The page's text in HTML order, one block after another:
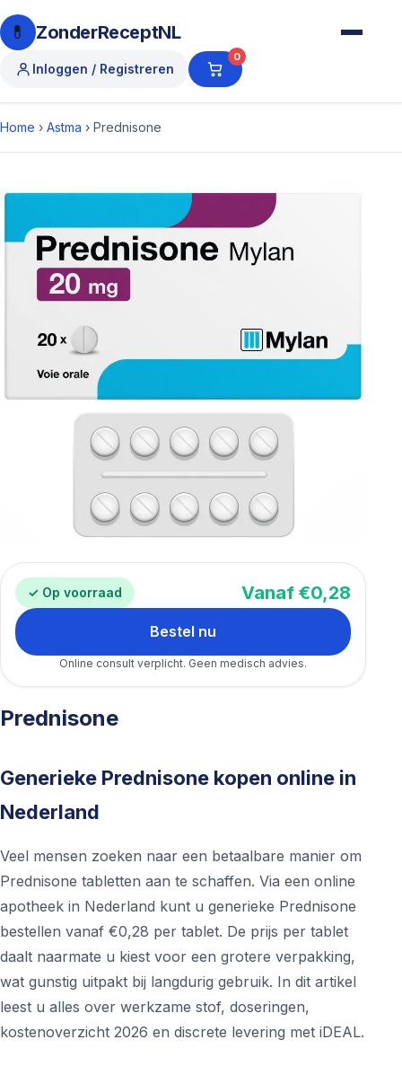
💊 ZonderReceptNL
Inloggen / Registreren
0
Home › Astma › Prednisone
✓ Op voorraad Vanaf €0,28
Bestel nu
Online consult verplicht. Geen medisch advies.
Prednisone
Generieke Prednisone kopen online in
Nederland
Veel mensen zoeken naar een betaalbare manier om
Prednisone tabletten aan te schaffen. Via een online
apotheek in Nederland kunt u generieke Prednisone
bestellen vanaf €0,28 per tablet. De prijs per tablet
daalt naarmate u kiest voor een grotere verpakking,
wat gunstig uitpakt bij langdurig gebruik. In dit artikel
leest u alles over werkzame stof, doseringen,
kostenoverzicht 2026 en discrete levering met iDEAL.